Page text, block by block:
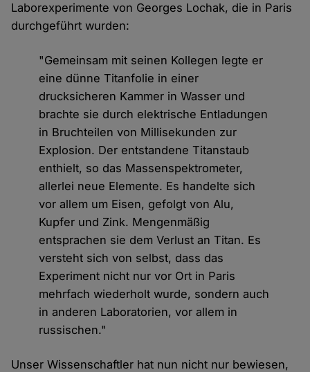
Laborexperimente von Georges Lochak, die in Paris
durchgeführt wurden:
"Gemeinsam mit seinen Kollegen legte er
eine dünne Titanfolie in einer
drucksicheren Kammer in Wasser und
brachte sie durch elektrische Entladungen
in Bruchteilen von Millisekunden zur
Explosion. Der entstandene Titanstaub
enthielt, so das Massenspektrometer,
allerlei neue Elemente. Es handelte sich
vor allem um Eisen, gefolgt von Alu,
Kupfer und Zink. Mengenmäßig
entsprachen sie dem Verlust an Titan. Es
versteht sich von selbst, dass das
Experiment nicht nur vor Ort in Paris
mehrfach wiederholt wurde, sondern auch
in anderen Laboratorien, vor allem in
russischen."
Unser Wissenschaftler hat nun nicht nur bewiesen,